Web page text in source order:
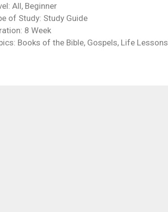
All, Beginner
of Study: Study Guide
8 Week
Books of the Bible, Gospels, Life Lessons